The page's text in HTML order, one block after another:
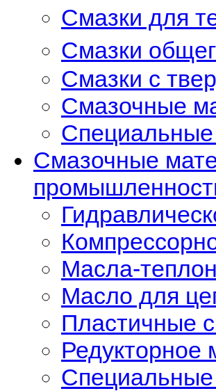
Смазки для
Смазки
Смазки с
Смазочные
Специальные
Смазочные
Масла-
Масло для
Пластичные